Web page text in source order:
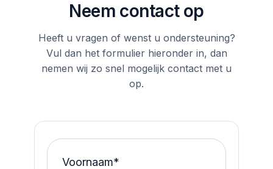
Neem contact op
Heeft u vragen of wenst u ondersteuning?
Vul dan het formulier hieronder in, dan
nemen wij zo snel mogelijk contact met u
op.
Voornaam*